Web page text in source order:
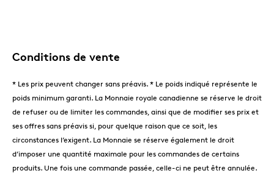
Conditions de vente
* Les prix peuvent changer sans préavis. * Le poids indiqué représente le
poids minimum garanti. La Monnaie royale canadienne se réserve le droit
de refuser ou de limiter les commandes, ainsi que de modifier ses prix et
ses offres sans préavis si, pour quelque raison que ce soit, les
circonstances l’exigent. La Monnaie se réserve également le droit
d’imposer une quantité maximale pour les commandes de certains
produits. Une fois une commande passée, celle-ci ne peut être annulée.